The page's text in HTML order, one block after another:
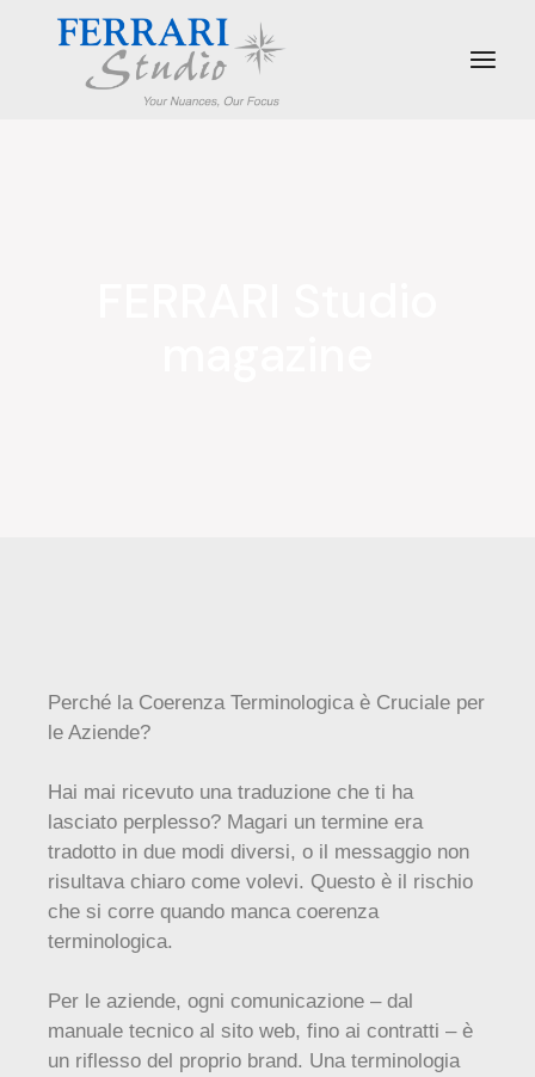
Perché la Coerenza Terminologica è Cruciale per
le Aziende?
Hai mai ricevuto una traduzione che ti ha
lasciato perplesso? Magari un termine era
tradotto in due modi diversi, o il messaggio non
risultava chiaro come volevi. Questo è il rischio
che si corre quando manca coerenza
terminologica.
Per le aziende, ogni comunicazione – dal
manuale tecnico al sito web, fino ai contratti – è
un riflesso del proprio brand. Una terminologia